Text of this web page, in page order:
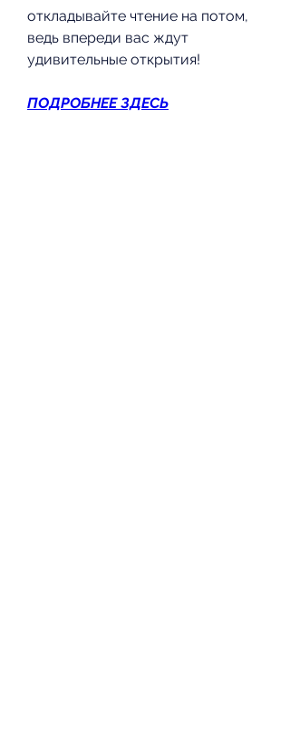
откладывайте чтение на потом,
ведь впереди вас ждут
удивительные открытия!
ПОДРОБНЕЕ ЗДЕСЬ